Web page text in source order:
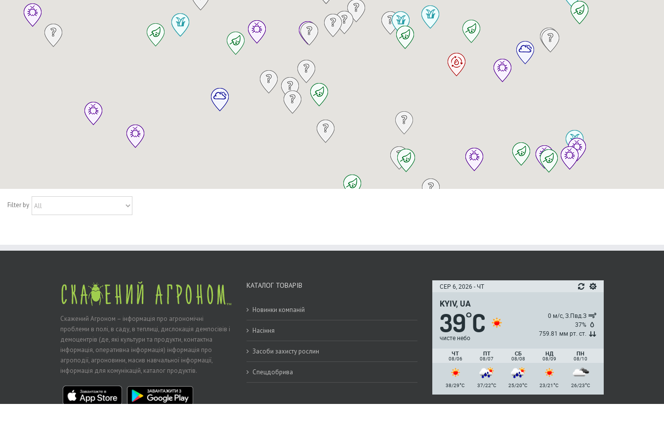
Filter by
Скажений Агроном – інформація про агрономічні
проблеми в полі, в саду, в теплиці, дислокація демпосівів і
демоцентрів (де, які культури та продукти, контактна
інформація, оперативна інформація) інформація про
агроподії, агроновини, масив навчальної інформації,
інформація для комунікацій, каталог продуктів.
КАТАЛОГ ТОВАРІВ
Новинки компаній
Насіння
Засоби захисту рослин
Спецдобрива
СЕР 6, 2026 - ЧТ
KYIV, UA
39°C
чисте небо
0 м/с, З.Пвд.З
37%
759.81 мм рт. ст.
ЧТ
08/06
ПТ
08/07
СБ
08/08
НД
08/09
ПН
08/10
38/29°C 37/22°C 25/20°C 23/21°C 26/23°C